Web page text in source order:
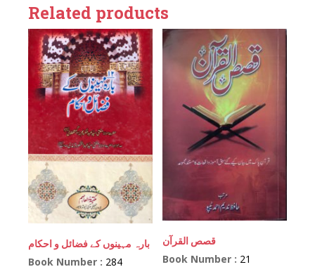
Related products
بارہ مہینوں کے فضائل و احکام
Book Number : 284
قصص القرآن
Book Number : 21